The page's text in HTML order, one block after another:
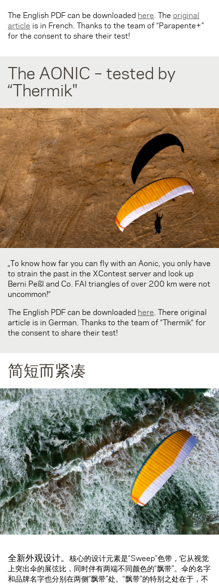
The English PDF can be downloaded here . The original
article is in French. Thanks to the team of “Parapente+”
for the consent to share their test!
The AONIC – tested by
“Thermik"
„To know how far you can fly with an Aonic, you only have
to strain the past in the XContest server and look up
Berni Peßl and Co. FAI triangles of over 200 km were not
uncommon!“
The English PDF can be downloaded here. There original
article is in German. Thanks to the team of “Thermik“ for
the consent to share their test!
简短而紧凑
全新外观设计。 核心的设计元素是“Sweep”色带，它从视觉
上突出伞的展弦比，同时伴有两端不同颜色的“飘带”。伞的名字
和品牌名字也分别在两侧“飘带”处。“飘带”的特别之处在于，不